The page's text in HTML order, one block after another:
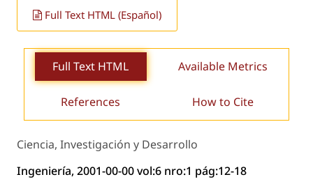
Full Text HTML (Español)
Full Text HTML Available Metrics
References How to Cite
Ciencia, Investigación y Desarrollo
Ingeniería, 2001-00-00 vol:6 nro:1 pág:12-18